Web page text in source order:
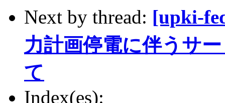
Next by thread: [upki-
力計画停電に伴うサ
て
Index(es):